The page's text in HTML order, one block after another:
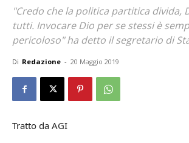
"Credo che la politica partitica divida,
tutti. Invocare Dio per se stessi è
pericoloso" ha detto il segretario di
Di Redazione - 20 Maggio 2019
Tratto da AGI